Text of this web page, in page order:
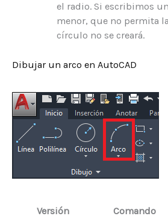
el radio. Si escribimos
menor, que no permita
círculo no se creará.
Dibujar un arco en AutoCAD
Versión Comando